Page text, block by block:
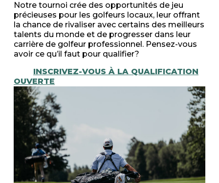
Notre tournoi crée des opportunités de jeu
précieuses pour les golfeurs locaux, leur offrant
la chance de rivaliser avec certains des meilleurs
talents du monde et de progresser dans leur
carrière de golfeur professionnel. Pensez-vous
avoir ce qu’il faut pour qualifier?
INSCRIVEZ-VOUS À LA QUALIFICATION
OUVERTE